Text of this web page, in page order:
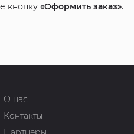
кнопку «Оформить заказ».
О нас
Контакты